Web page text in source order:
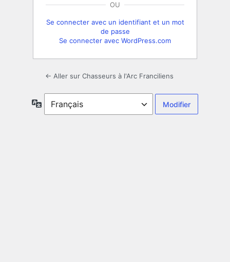
OU
Se connecter avec un identifiant et un mot
de passe
Se connecter avec WordPress.com
← Aller sur Chasseurs à l'Arc Franciliens
Langue